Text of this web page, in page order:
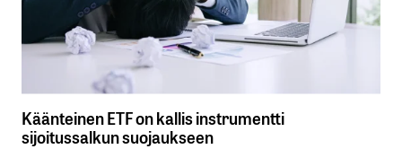
Käänteinen ETF on kallis instrumentti
sijoitussalkun suojaukseen